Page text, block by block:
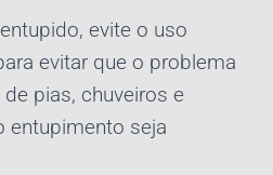
evite o uso
evitar que o problema
pias, chuveiros e
entupimento seja